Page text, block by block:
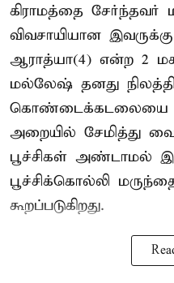
கிராமத்தை
விவசாயியான
ஆராத்யா(4) என்ற 2
மல்லேஷ் தனது
கொண்டைக்கடலையை
அறையில் சேமித்து
பூச்சிகள் அண்டாமல்
பூச்சிக்கொல்லி
கூறப்படுகிறது.